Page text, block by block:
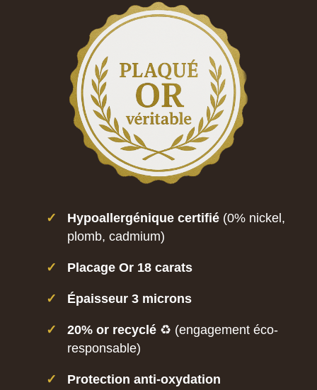
✓ Hypoallergénique certifié(0% nickel,
plomb, cadmium)
✓ Placage Or 18 carats
✓ Épaisseur 3 microns
✓ 20% or recyclé♻️ (engagement éco-
responsable)
✓
Protection anti-oxydation